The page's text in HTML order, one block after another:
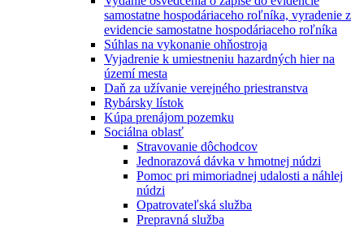
samostatne hospodáriaceho roľníka, vyradenie z
evidencie samostatne hospodáriaceho roľníka
Súhlas na vykonanie ohňostroja
Vyjadrenie k umiestneniu hazardných hier na
území mesta
Daň za užívanie verejného priestranstva
Rybársky lístok
Kúpa prenájom pozemku
Sociálna oblasť
Stravovanie dôchodcov
Jednorazová dávka v hmotnej núdzi
Pomoc pri mimoriadnej udalosti a náhlej
núdzi
Opatrovateľská služba
Prepravná služba